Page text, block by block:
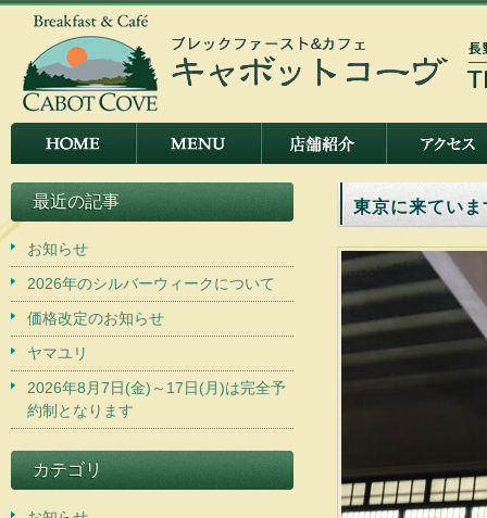
東京に来ていま
最近の記事
お知らせ
2026年のシルバーウィークについて
価格改定のお知らせ
ヤマユリ
2026年8月7日(金)～17日(月)は完全予
約制となります
カテゴリ